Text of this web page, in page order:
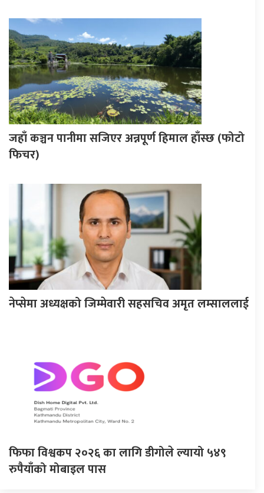
जहाँ कञ्चन पानीमा सजिएर अन्नपूर्ण हिमाल हाँस्छ (फोटो
फिचर)
नेप्सेमा अध्यक्षको जिम्मेवारी सहसचिव अमृत लम्साललाई
फिफा विश्वकप २०२६ का लागि डीगोले ल्यायो ५४९
रुपैयाँको मोबाइल पास